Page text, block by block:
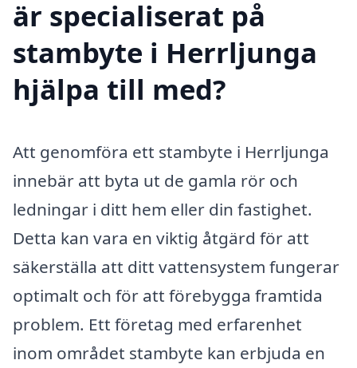
är specialiserat på
stambyte i Herrljunga
hjälpa till med?
Att genomföra ett stambyte i Herrljunga
innebär att byta ut de gamla rör och
ledningar i ditt hem eller din fastighet.
Detta kan vara en viktig åtgärd för att
säkerställa att ditt vattensystem fungerar
optimalt och för att förebygga framtida
problem. Ett företag med erfarenhet
inom området stambyte kan erbjuda en